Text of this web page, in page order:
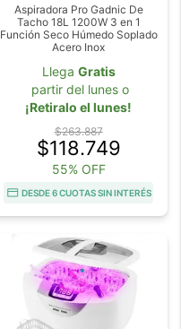
Aspiradora Pro Gadnic De
Tacho 18L 1200W 3 en 1
Función Seco Húmedo Soplado
Acero Inox
Llega Gratis
partir del lunes o
¡Retiralo el lunes!
$263.887
$118.749
55% OFF
DESDE 6 CUOTAS SIN INTERÉS